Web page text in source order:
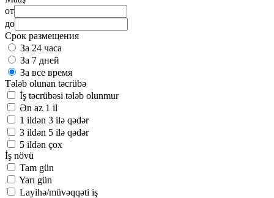
от
до
Срок размещения
За 24 часа
За 7 дней
За все время
Tələb olunan təcrübə
İş təcrübəsi tələb olunmur
Ən az 1 il
1 ildən 3 ilə qədər
3 ildən 5 ilə qədər
5 ildən çox
İş növü
Tam gün
Yarı gün
Layihə/müvəqqəti iş